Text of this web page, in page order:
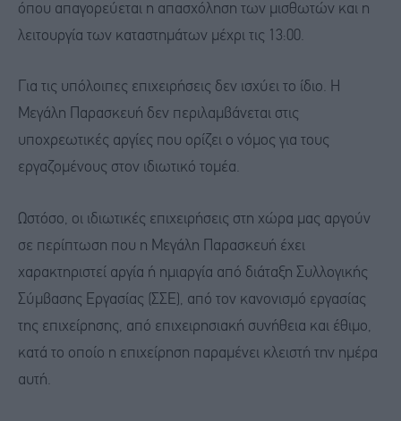
όπου απαγορεύεται η απασχόληση των μισθωτών και η
λειτουργία των καταστημάτων μέχρι τις 13:00.
Για τις υπόλοιπες επιχειρήσεις δεν ισχύει το ίδιο. Η
Μεγάλη Παρασκευή δεν περιλαμβάνεται στις
υποχρεωτικές αργίες που ορίζει ο νόμος για τους
εργαζομένους στον ιδιωτικό τομέα.
Ωστόσο, οι ιδιωτικές επιχειρήσεις στη χώρα μας αργούν
σε περίπτωση που η Μεγάλη Παρασκευή έχει
χαρακτηριστεί αργία ή ημιαργία από διάταξη Συλλογικής
Σύμβασης Εργασίας (ΣΣΕ), από τον κανονισμό εργασίας
της επιχείρησης, από επιχειρησιακή συνήθεια και έθιμο,
κατά το οποίο η επιχείρηση παραμένει κλειστή την ημέρα
αυτή.